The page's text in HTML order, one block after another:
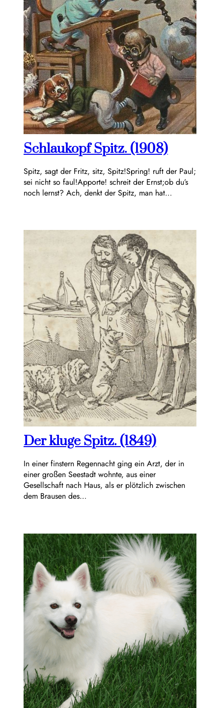
Schlaukopf Spitz. (1908)
Spitz, sagt der Fritz, sitz, Spitz!Spring! ruft der Paul;
sei nicht so faul!Apporte! schreit der Ernst;ob du’s
noch lernst? Ach, denkt der Spitz, man hat…
Der kluge Spitz. (1849)
In einer finstern Regennacht ging ein Arzt, der in
einer großen Seestadt wohnte, aus einer
Gesellschaft nach Haus, als er plötzlich zwischen
dem Brausen des…